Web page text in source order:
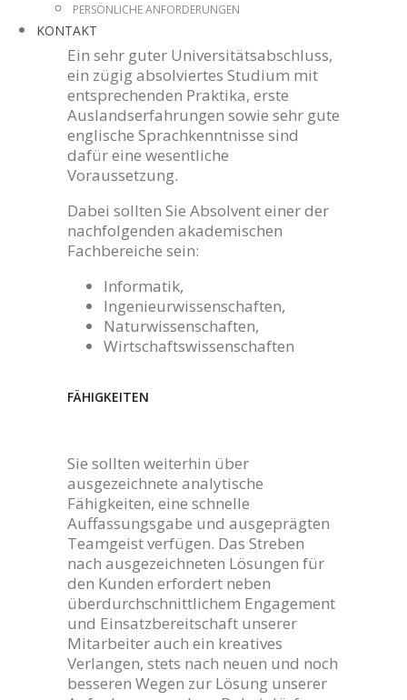
PERSÖNLICHE ANFORDERUNGEN
KONTAKT
Ein sehr guter Universitätsabschluss,
ein zügig absolviertes Studium mit
entsprechenden Praktika, erste
Auslandserfahrungen sowie sehr gute
englische Sprachkenntnisse sind
dafür eine wesentliche
Voraussetzung.
Dabei sollten Sie Absolvent einer der
nachfolgenden akademischen
Fachbereiche sein:
Informatik,
Ingenieurwissenschaften,
Naturwissenschaften,
Wirtschaftswissenschaften
FÄHIGKEITEN
Sie sollten weiterhin über
ausgezeichnete analytische
Fähigkeiten, eine schnelle
Auffassungsgabe und ausgeprägten
Teamgeist verfügen. Das Streben
nach ausgezeichneten Lösungen für
den Kunden erfordert neben
überdurchschnittlichem Engagement
und Einsatzbereitschaft unserer
Mitarbeiter auch ein kreatives
Verlangen, stets nach neuen und noch
besseren Wegen zur Lösung unserer